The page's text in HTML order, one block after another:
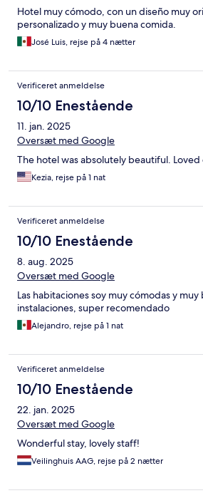
Hotel muy cómodo, con un diseño muy
personalizado y muy buena comida.
José Luis, rejse på 4 nætter
Verificeret anmeldelse
10/10 Enestående
11. jan. 2025
Oversæt med Google
The hotel was absolutely beautiful. Loved
Kezia, rejse på 1 nat
Verificeret anmeldelse
10/10 Enestående
8. aug. 2025
Oversæt med Google
Las habitaciones soy muy cómodas y
instalaciones, super recomendado
Alejandro, rejse på 1 nat
Verificeret anmeldelse
10/10 Enestående
22. jan. 2025
Oversæt med Google
Wonderful stay, lovely staff!
Veilinghuis AAG, rejse på 2 nætter